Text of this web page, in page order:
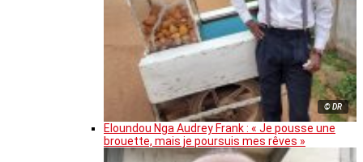
© DR
Eloundou Nga Audrey Frank : « Je pousse une
brouette, mais je poursuis mes rêves »